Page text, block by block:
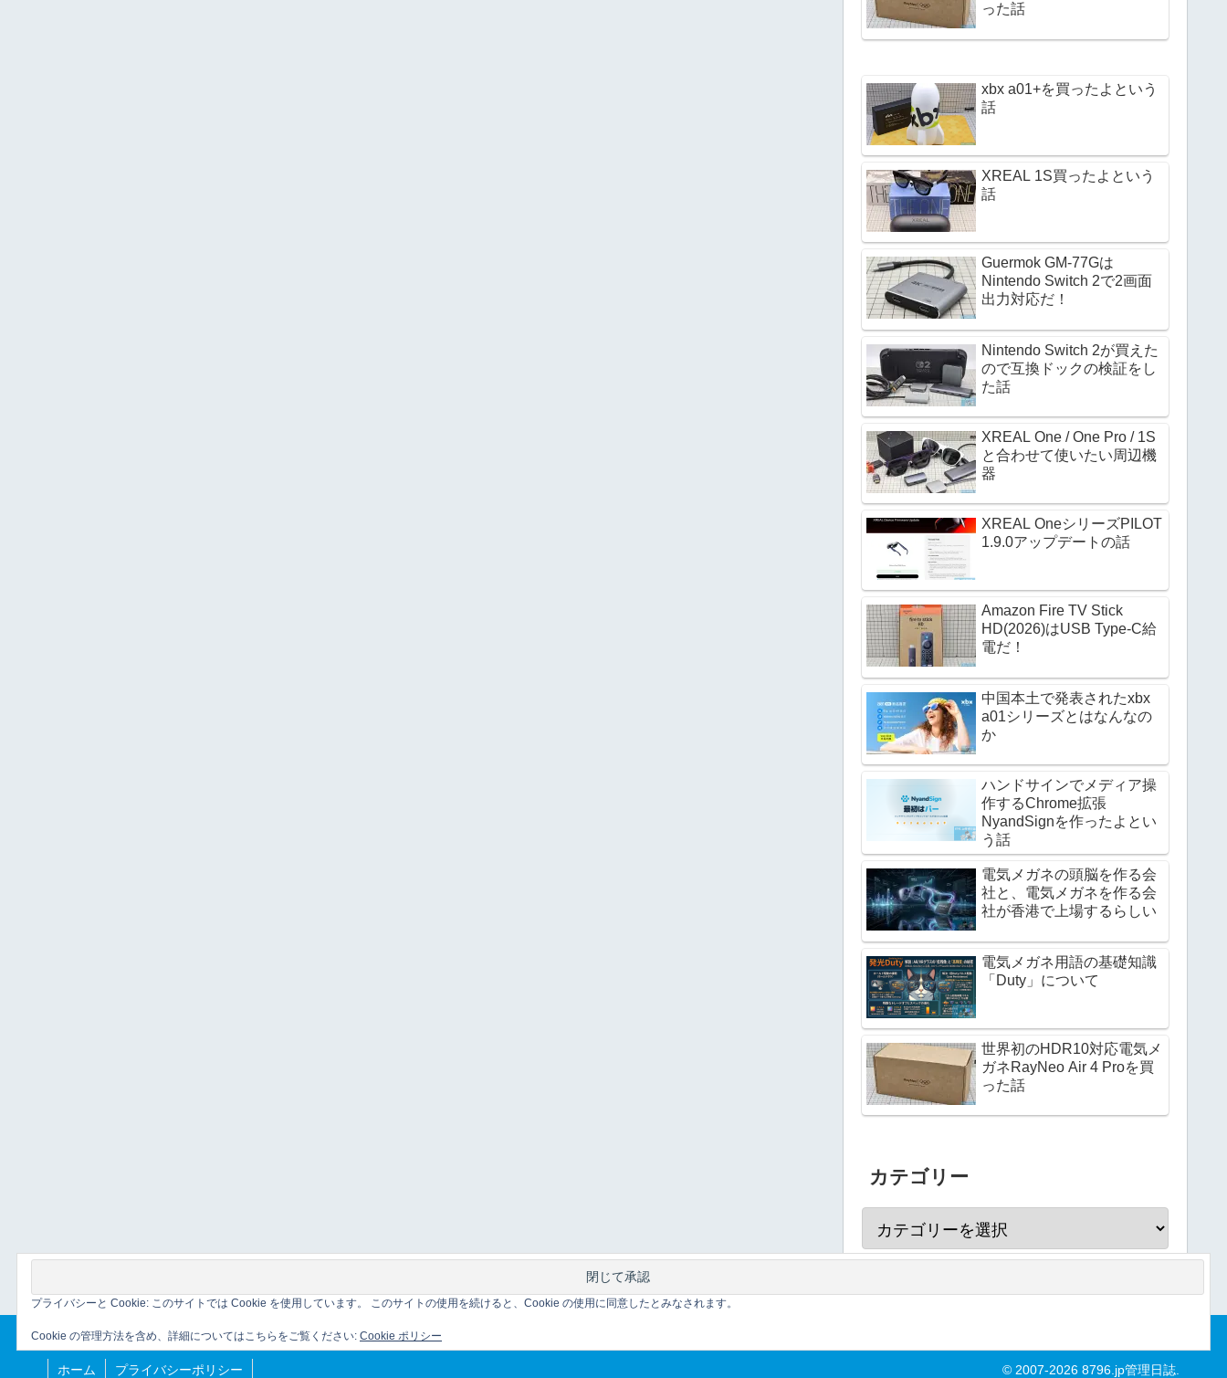
った話
xbx a01+を買ったよという
話
XREAL 1S買ったよという
話
Guermok GM-77Gは
Nintendo Switch 2で2画面
出力対応だ！
Nintendo Switch 2が買えた
ので互換ドックの検証をし
た話
XREAL One / One Pro / 1S
と合わせて使いたい周辺機
器
XREAL OneシリーズPILOT
1.9.0アップデートの話
Amazon Fire TV Stick
HD(2026)はUSB Type-C給
電だ！
中国本土で発表されたxbx
a01シリーズとはなんなの
か
ハンドサインでメディア操
作するChrome拡張
NyandSignを作ったよとい
う話
電気メガネの頭脳を作る会
社と、電気メガネを作る会
社が香港で上場するらしい
電気メガネ用語の基礎知識
「Duty」について
世界初のHDR10対応電気メ
ガネRayNeo Air 4 Proを買
った話
カテゴリー
ホーム プライバシーポリシー © 2007-2026 8796.jp管理日誌.
プライバシーと Cookie: このサイトでは Cookie を使用しています。 このサイトの使用を続けると、Cookie の使用に同意したとみなされます。
Cookie の管理方法を含め、詳細についてはこちらをご覧ください: Cookie ポリシー